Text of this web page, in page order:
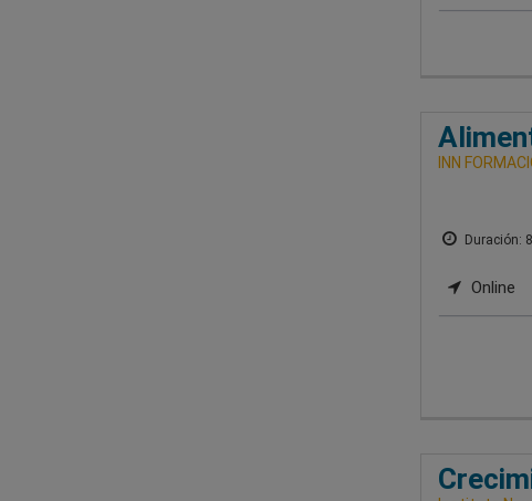
INN
Duración:
Online